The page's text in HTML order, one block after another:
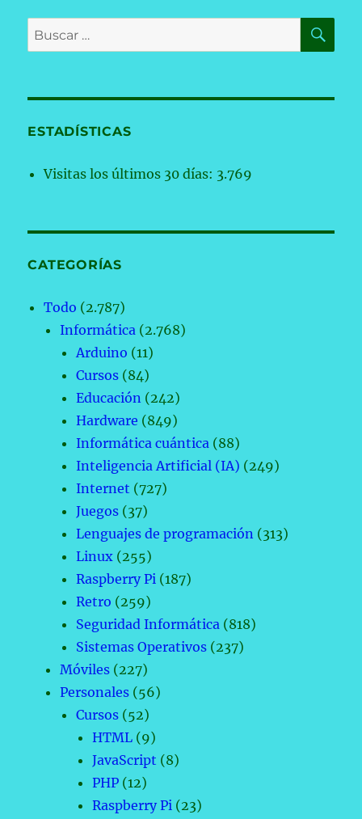
Buscar
por:
ESTADÍSTICAS
Visitas los últimos 30 días: 3.769
CATEGORÍAS
Todo (2.787)
Informática (2.768)
Arduino (11)
Cursos (84)
Educación (242)
Hardware (849)
Informática cuántica (88)
Inteligencia Artificial (IA) (249)
Internet (727)
Juegos (37)
Lenguajes de programación (313)
Linux (255)
Raspberry Pi (187)
Retro (259)
Seguridad Informática (818)
Sistemas Operativos (237)
Móviles (227)
Personales (56)
Cursos (52)
HTML (9)
JavaScript (8)
PHP (12)
Raspberry Pi (23)